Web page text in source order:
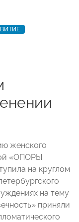
женского
«ОПОРЫ
на круглом
на тему
приняли